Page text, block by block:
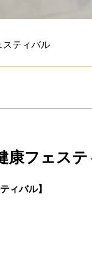
スティバル
康フェス
ィバル】